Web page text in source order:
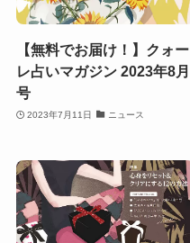
【無料でお届け！】クォー
レ占いマガジン 2023年8月
号
2023年7月11日 ニュース